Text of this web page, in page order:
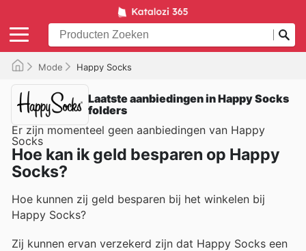
Mode Happy Socks
Laatste aanbiedingen in Happy Socks
folders
Er zijn momenteel geen aanbiedingen van Happy
Socks
Hoe kan ik geld besparen op Happy
Socks?
Hoe kunnen zij geld besparen bij het winkelen bij
Happy Socks?
Zij kunnen ervan verzekerd zijn dat Happy Socks een